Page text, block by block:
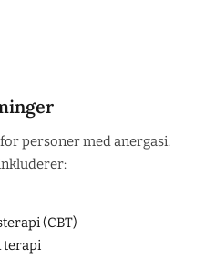
personer med anergasi.
(CBT)
terapi